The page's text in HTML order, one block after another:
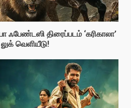
திரைப்படம் ‘கரிகாலா’
வெளியீடு!